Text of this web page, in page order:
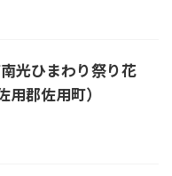
光ひまわり祭り花
郡佐用町）